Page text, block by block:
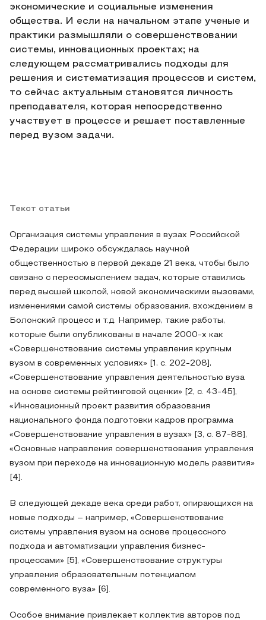
экономические и социальные изменения
общества. И если на начальном этапе ученые и
практики размышляли о совершенствовании
системы, инновационных проектах; на
следующем рассматривались подходы для
решения и систематизация процессов и систем,
то сейчас актуальным становятся личность
преподавателя, которая непосредственно
участвует в процессе и решает поставленные
перед вузом задачи.
Текст статьи
Организация системы управления в вузах Российской
Федерации широко обсуждалась научной
общественностью в первой декаде 21 века, чтобы было
связано с переосмыслением задач, которые ставились
перед высшей школой, новой экономическими вызовами,
изменениями самой системы образования, вхождением в
Болонский процесс и т.д. Например, такие работы,
которые были опубликованы в начале 2000-х как
«Совершенствование системы управления крупным
вузом в современных условиях» [1, с. 202-208],
«Совершенствование управления деятельностью вуза
на основе системы рейтинговой оценки» [2, с. 43-45],
«Инновационный проект развития образования
национального фонда подготовки кадров программа
«Совершенствование управления в вузах» [3, с. 87-88],
«Основные направления совершенствования управления
вузом при переходе на инновационную модель развития»
[4].
В следующей декаде века среди работ, опирающихся на
новые подходы – например, «Совершенствование
системы управления вузом на основе процессного
подхода и автоматизации управления бизнес-
процессами» [5], «Совершенствование структуры
управления образовательным потенциалом
современного вуза» [6].
Особое внимание привлекает коллектив авторов под